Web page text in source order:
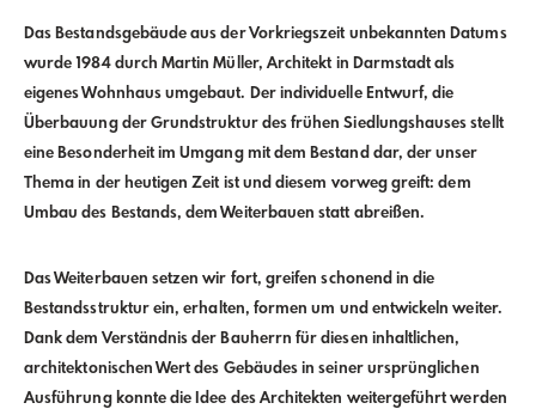
Das Bestandsgebäude aus der Vorkriegszeit unbekannten Datums
wurde 1984 durch Martin Müller, Architekt in Darmstadt als
eigenes Wohnhaus umgebaut. Der individuelle Entwurf, die
Überbauung der Grundstruktur des frühen Siedlungshauses stellt
eine Besonderheit im Umgang mit dem Bestand dar, der unser
Thema in der heutigen Zeit ist und diesem vorweg greift: dem
Umbau des Bestands, dem Weiterbauen statt abreißen.
Das Weiterbauen setzen wir fort, greifen schonend in die
Bestandsstruktur ein, erhalten, formen um und entwickeln weiter.
Dank dem Verständnis der Bauherrn für diesen inhaltlichen,
architektonischen Wert des Gebäudes in seiner ursprünglichen
Ausführung konnte die Idee des Architekten weitergeführt werden